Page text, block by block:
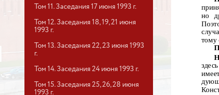
Том 11. Заседания 17 июня 1993 г.
Том 12. Заседания 18, 19, 21 июня
1993 г.
Том 13. Заседания 22, 23 июня 1993
г.
Том 14. Заседания 24 июня 1993 г.
Том 15. Заседания 25, 26, 28 июня
1993 г.
но
тому